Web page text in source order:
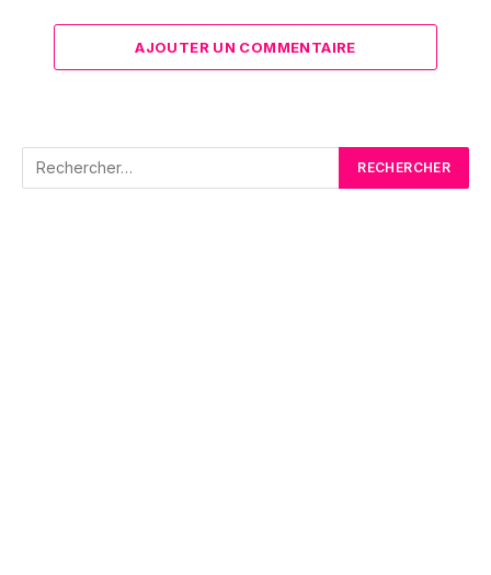
AJOUTER UN COMMENTAIRE